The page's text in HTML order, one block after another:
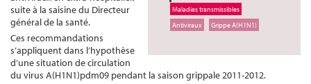
Maladies transmissibles
Antiviraux
Grippe A(H1N1)
suite à la saisine du Directeur
général de la santé.
Ces recommandations
s’appliquent dans l’hypothèse
d’une situation de circulation
du virus A(H1N1)pdm09 pendant la saison grippale 2011-2012.